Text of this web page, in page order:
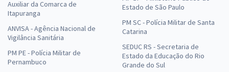
Auxiliar da Comarca de
Itapuranga
ANVISA - Agência Nacional de
Vigilância Sanitária
PM PE - Polícia Militar de
Pernambuco
Estado de São Paulo
PM SC - Polícia Militar de Santa
Catarina
SEDUC RS - Secretaria de
Estado da Educação do Rio
Grande do Sul